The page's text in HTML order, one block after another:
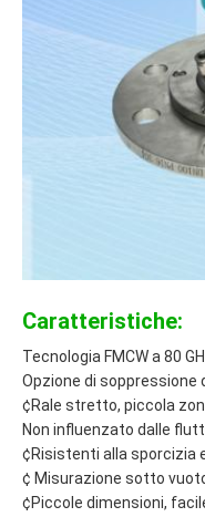
Caratteristiche:
Tecnologia FMCW a 80
Opzione di soppressione
¢Rale stretto, piccola
Non influenzato dalle
¢Risistenti alla sporcizia
¢ Misurazione sotto
¢Piccole dimensioni,